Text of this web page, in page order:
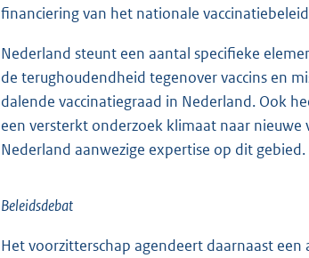
financiering van het nationale
Nederland steunt een aantal specifieke
de terughoudendheid tegenover vaccins en
dalende vaccinatiegraad in Nederland. Ook
een versterkt onderzoek klimaat naar nieuwe
Nederland aanwezige expertise op dit
Beleidsdebat
Het voorzitterschap agendeert daarnaast